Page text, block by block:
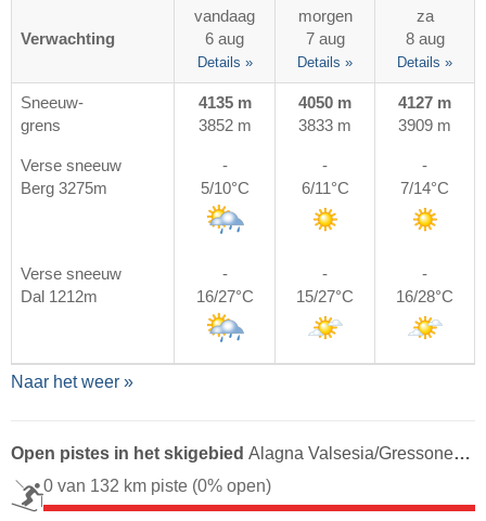
Verwachting
vandaag
6 aug
Details »
morgen
7 aug
Details »
za
8 aug
Details »
Sneeuw-
grens
4135 m
3852 m
4050 m
3833 m
4127 m
3909 m
Verse sneeuw
Berg 3275m
-
5/10°C
-
6/11°C
-
7/14°C
Verse sneeuw
Dal 1212m
-
16/27°C
-
15/27°C
-
16/28°C
Naar het weer »
Open pistes in het skigebied Alagna Valsesia/​Gressoney-La-Trinité/​Champoluc/​Frachey (Monterosa Ski)
0 van 132 km piste (0% open)